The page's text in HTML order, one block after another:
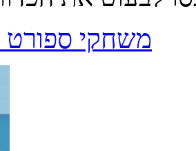
משחקי ספורט